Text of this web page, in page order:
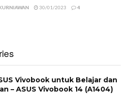
30/01/2023 4
Vivobook untuk Belajar dan
– ASUS Vivobook 14 (A1404)